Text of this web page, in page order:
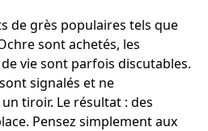
de grès populaires tels que
sont achetés, les
vie sont parfois discutables.
signalés et ne
tiroir. Le résultat : des
Pensez simplement aux